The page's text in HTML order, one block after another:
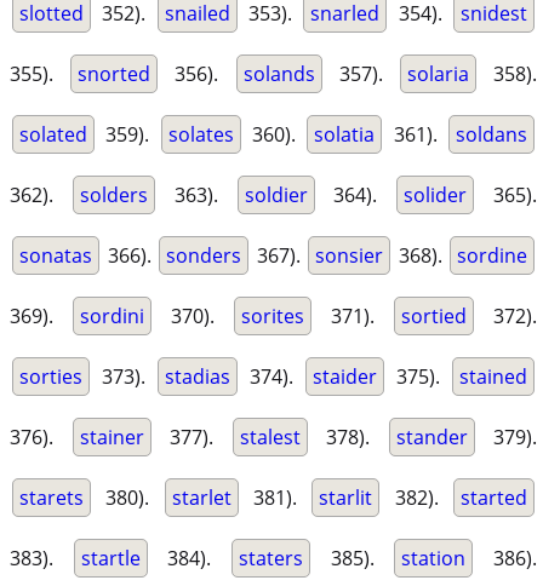
slotted 352). snailed 353). snarled 354). snidest
355). snorted 356). solands 357). solaria 358).
solated 359). solates 360). solatia 361). soldans
362). solders 363). soldier 364). solider 365).
sonatas 366). sonders 367). sonsier 368). sordine
369). sordini 370). sorites 371). sortied 372).
sorties 373). stadias 374). staider 375). stained
376). stainer 377). stalest 378). stander 379).
starets 380). starlet 381). starlit 382). started
383). startle 384). staters 385). station 386).